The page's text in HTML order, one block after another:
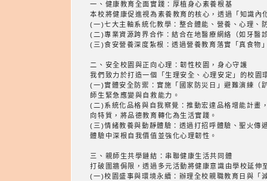
一、健康教育全面實踐：厚植身心素養根基
本校將健康促進視為素養教育的核心，透過「知識
(一)七大主軸系統化教學：整合體能、營養、心理、
(二)專業資源跨界合作：結合在地醫療網絡（如牙醫
(三)食安營養深度紮根：透過營養教育落實「真食物
二、安全校園與正向心理：韌性校園，身心守護
我們致力於打造一個「生理安全、心理安定」的校
(一)實體安全防禦：實施「國家防災日」避難演練
師生緊急應變與自救能力。
(二)系統化品格與自我察覺：推動宏達品格增能計畫
向特質，將品德教育轉化為生活實踐。
(三)情緒教養與動靜體驗：透過打招呼體驗、聖火傳
體驗中深根自我價值並強化心理韌性。
三、親師生共學鏈結：串聯健康生活共同體
打破圍牆侷限，透過多元活動將健康意識由學校延伸
(一)校園盛事與環境永續：辦理全校親職教育日與「